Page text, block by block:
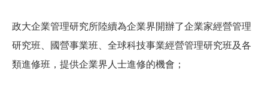
政大企業管理研究所陸續為企業界開辦了企業家經營管理
研究班、國營事業班、全球科技事業經營管理研究班及各
類進修班，提供企業界人士進修的機會；